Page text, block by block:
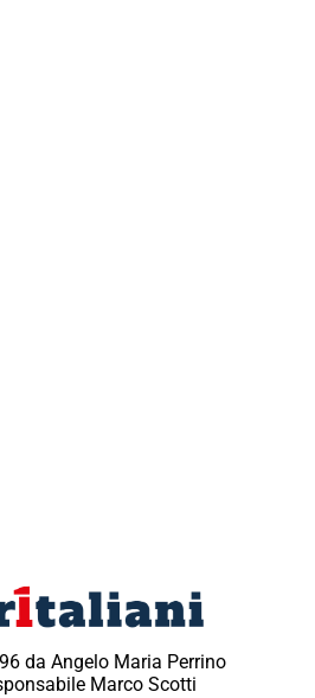
da Angelo Maria Perrino
Marco Scotti